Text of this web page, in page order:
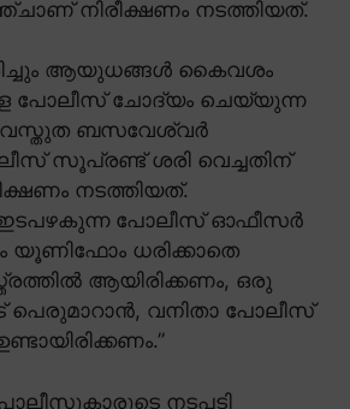
നിരീക്ഷണം നടത്തിയത്.
ആയുധങ്ങൾ കൈവശം
പോലീസ് ചോദ്യം ചെയ്യുന്ന
വസ്തുത ബസവേശ്വർ
സൂപ്രണ്ട് ശരി വെച്ചതിന്
നടത്തിയത്.
ഇടപഴകുന്ന പോലീസ് ഓഫീസർ
യൂണിഫോം ധരിക്കാതെ
ആയിരിക്കണം, ഒരു
പെരുമാറാൻ, വനിതാ പോലീസ്
നടപടി